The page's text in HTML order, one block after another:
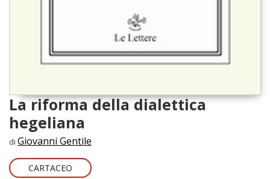
La riforma della dialettica
hegeliana
di Giovanni Gentile
CARTACEO